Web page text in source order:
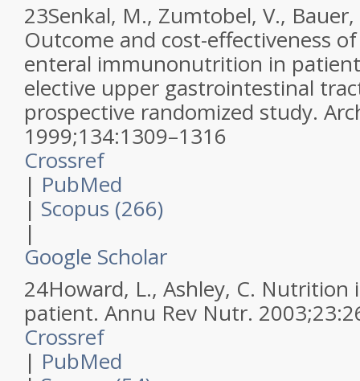
23Senkal, M., Zumtobel, V.,
Outcome and cost-effectiveness
enteral immunonutrition in
elective upper gastrointestinal
prospective randomized study.
1999;134:1309–1316
Crossref
| PubMed
| Scopus (266)
|
Google Scholar
24Howard, L., Ashley, C. Nutrition
patient. Annu Rev Nutr. 2003;23:
Crossref
| PubMed